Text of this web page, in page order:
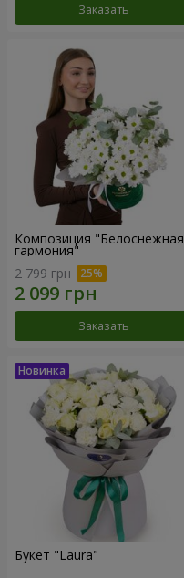
Заказать
Композиция "Белоснежная
гармония"
2 799 грн
Заказать
Букет "Laura"